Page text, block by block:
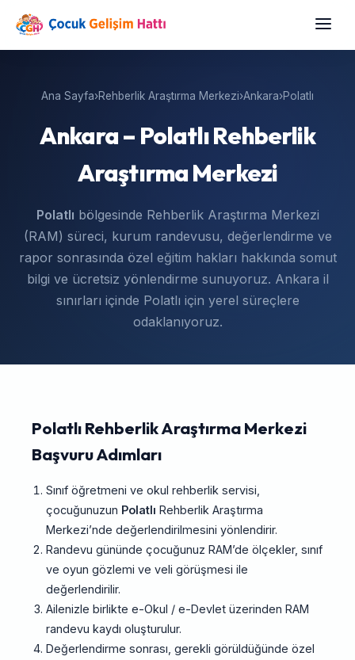
Ana Sayfa›Rehberlik Araştırma Merkezi›Ankara›Polatlı
Ankara – Polatlı Rehberlik
Araştırma Merkezi
Polatlı bölgesinde Rehberlik Araştırma Merkezi
(RAM) süreci, kurum randevusu, değerlendirme ve
rapor sonrasında özel eğitim hakları hakkında somut
bilgi ve ücretsiz yönlendirme sunuyoruz. Ankara il
sınırları içinde Polatlı için yerel süreçlere
odaklanıyoruz.
Polatlı Rehberlik Araştırma Merkezi
Başvuru Adımları
Sınıf öğretmeni ve okul rehberlik servisi,
çocuğunuzun Polatlı Rehberlik Araştırma
Merkezi’nde değerlendirilmesini yönlendirir.
Randevu gününde çocuğunuz RAM’de ölçekler, sınıf
ve oyun gözlemi ve veli görüşmesi ile
değerlendirilir.
Ailenizle birlikte e-Okul / e-Devlet üzerinden RAM
randevu kaydı oluşturulur.
Değerlendirme sonrası, gerekli görüldüğünde özel